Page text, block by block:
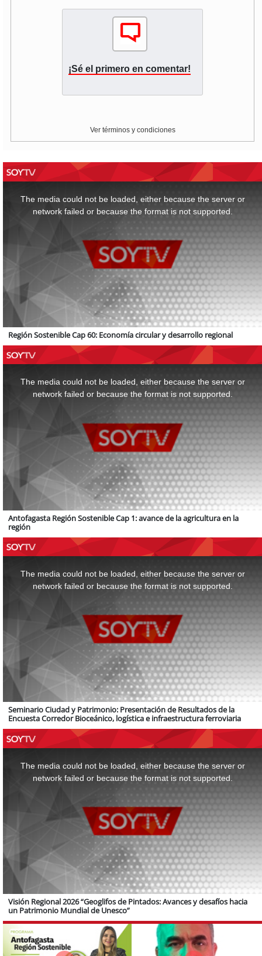
¡Sé el primero en comentar!
Ver términos y condiciones
The media could not be loaded, either because the server or
network failed or because the format is not supported.
Región Sostenible Cap 60: Economía circular y desarrollo regional
The media could not be loaded, either because the server or
network failed or because the format is not supported.
Antofagasta Región Sostenible Cap 1: avance de la agricultura en la
región
The media could not be loaded, either because the server or
network failed or because the format is not supported.
Seminario Ciudad y Patrimonio: Presentación de Resultados de la
Encuesta Corredor Bioceánico, logística e infraestructura ferroviaria
The media could not be loaded, either because the server or
network failed or because the format is not supported.
Visión Regional 2026 “Geoglifos de Pintados: Avances y desafíos hacia
un Patrimonio Mundial de Unesco”